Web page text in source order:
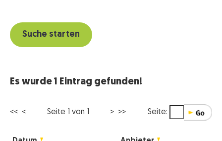
Es wurde 1 Eintrag gefunden!
<< < Seite 1 von 1 > >> Seite: